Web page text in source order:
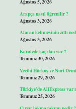
Ağustos 5, 2026
Arapça nasıl öğrenilir ?
Ağustos 3, 2026
Afacan kelimesinin zıttı
Ağustos 3, 2026
Karatede kaç dan var ?
Temmuz 30, 2026
Vecihi Hürkuş ve Nuri
Temmuz 29, 2026
Türkiye’de AliExpress var
Temmuz 25, 2026